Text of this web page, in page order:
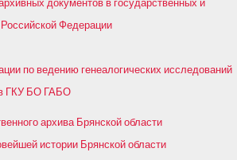
документов в государственных и
Федерации
по ведению генеалогических исследований
ГКУ БО ГАБО
архива Брянской области
истории Брянской области